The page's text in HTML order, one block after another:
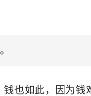
钱也如此，因为钱